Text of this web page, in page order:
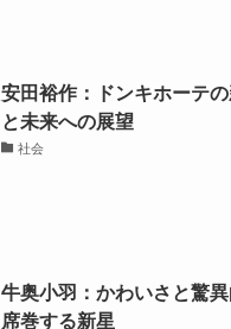
安田裕作：ドンキホーテ
と未来への展望
社会
牛奥小羽：かわいさと驚
席巻する新星